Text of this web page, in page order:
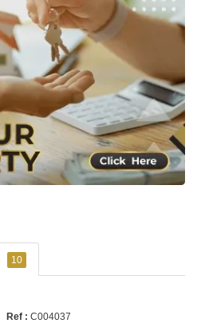
10
C004037